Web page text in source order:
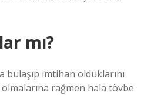
mı?
bulaşıp imtihan olduklarını
rağmen hala tövbe